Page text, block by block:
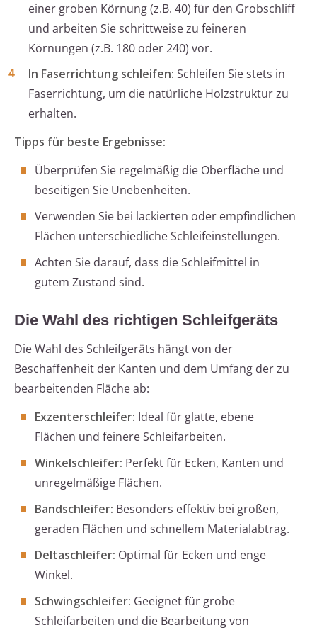
einer groben Körnung (z.B. 40) für den Grobschliff
und arbeiten Sie schrittweise zu feineren
Körnungen (z.B. 180 oder 240) vor.
In Faserrichtung schleifen: Schleifen Sie stets in
Faserrichtung, um die natürliche Holzstruktur zu
erhalten.
Tipps für beste Ergebnisse:
Überprüfen Sie regelmäßig die Oberfläche und
beseitigen Sie Unebenheiten.
Verwenden Sie bei lackierten oder empfindlichen
Flächen unterschiedliche Schleifeinstellungen.
Achten Sie darauf, dass die Schleifmittel in
gutem Zustand sind.
Die Wahl des richtigen Schleifgeräts
Die Wahl des Schleifgeräts hängt von der
Beschaffenheit der Kanten und dem Umfang der zu
bearbeitenden Fläche ab:
Exzenterschleifer: Ideal für glatte, ebene
Flächen und feinere Schleifarbeiten.
Winkelschleifer: Perfekt für Ecken, Kanten und
unregelmäßige Flächen.
Bandschleifer: Besonders effektiv bei großen,
geraden Flächen und schnellem Materialabtrag.
Deltaschleifer: Optimal für Ecken und enge
Winkel.
Schwingschleifer: Geeignet für grobe
Schleifarbeiten und die Bearbeitung von